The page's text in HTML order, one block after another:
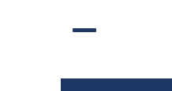
menú
menú